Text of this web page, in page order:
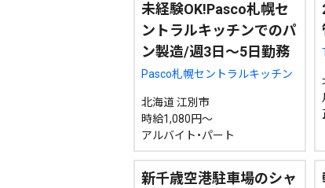
未経験OK!Pasco札幌セ
ントラルキッチンでのパ
ン製造/週3日～5日勤務
Pasco札幌セントラルキッチン
北海道 江別市
時給1,080円～
アルバイト・パート
新千歳空港駐車場のシャ
カテゴリで絞る